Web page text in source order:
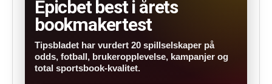
Epicbet best i årets
bookmakertest
Tipsbladet har vurdert 20 spillselskaper på
odds, fotball, brukeropplevelse, kampanjer og
total sportsbook-kvalitet.